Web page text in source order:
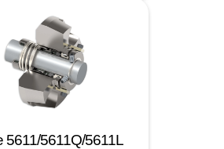
5611/5611Q/5611L